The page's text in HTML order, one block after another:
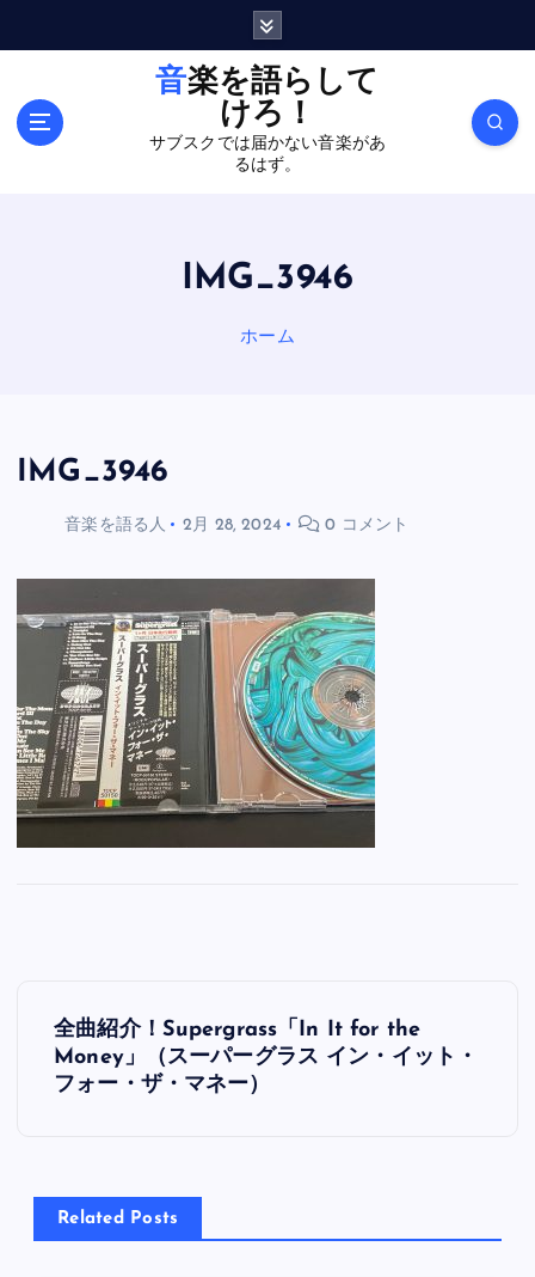
音楽を語らして
けろ！
サブスクでは届かない音楽があ
るはず。
IMG_3946
ホーム
IMG_3946
音楽を語る人 2月 28, 2024 0 コメント
投
稿
ビ
ゲ
全曲紹介！Supergrass「In It for the
Money」（スーパーグラス イン・イット・
フォー・ザ・マネー）
Related Posts